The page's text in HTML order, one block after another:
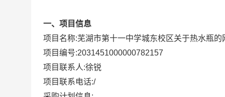
一、项目信息
项目名称:芜湖市第十一中学城东校区关于热水瓶的
项目编号:2031451000000782157
项目联系人:徐锐
项目联系电话:/